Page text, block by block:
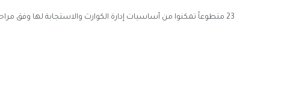
23 متطوعاً تمكنوا من أساسيات إدارة الكوارث والاستجابة لها وفق مراحلها ضمن دورة مبادئ إدارة الكوارث التي بدأها فرع الهلال ...